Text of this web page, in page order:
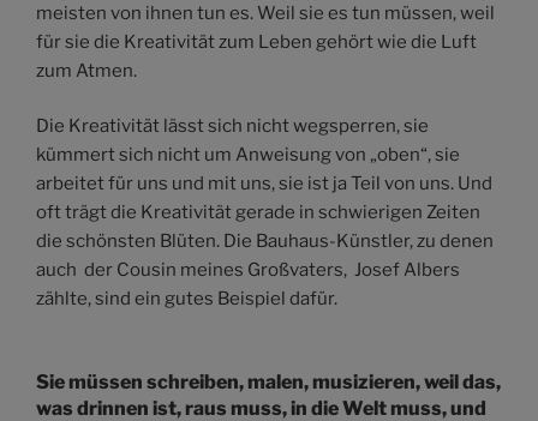
meisten von ihnen tun es. Weil sie es tun müssen, weil
für sie die Kreativität zum Leben gehört wie die Luft
zum Atmen.
Die Kreativität lässt sich nicht wegsperren, sie
kümmert sich nicht um Anweisung von „oben“, sie
arbeitet für uns und mit uns, sie ist ja Teil von uns. Und
oft trägt die Kreativität gerade in schwierigen Zeiten
die schönsten Blüten. Die Bauhaus-Künstler, zu denen
auch der Cousin meines Großvaters, Josef Albers
zählte, sind ein gutes Beispiel dafür.
Sie müssen schreiben, malen, musizieren, weil das,
was drinnen ist, raus muss, in die Welt muss, und